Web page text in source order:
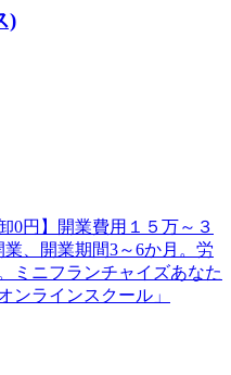
)
0円】開業費用１５万～３
、開業期間3～6か月。労
ミニフランチャイズあなた
ンラインスクール」